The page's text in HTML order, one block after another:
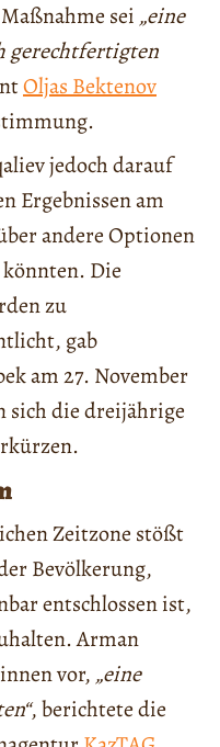
sei „eine
gerechtfertigten
Oljas Bektenov
jedoch darauf
Ergebnissen am
andere Optionen
Die
zu
gab
am 27. November
sich die dreijährige
Zeitzone stößt
Bevölkerung,
entschlossen ist,
Arman
vor, „eine
, berichtete die